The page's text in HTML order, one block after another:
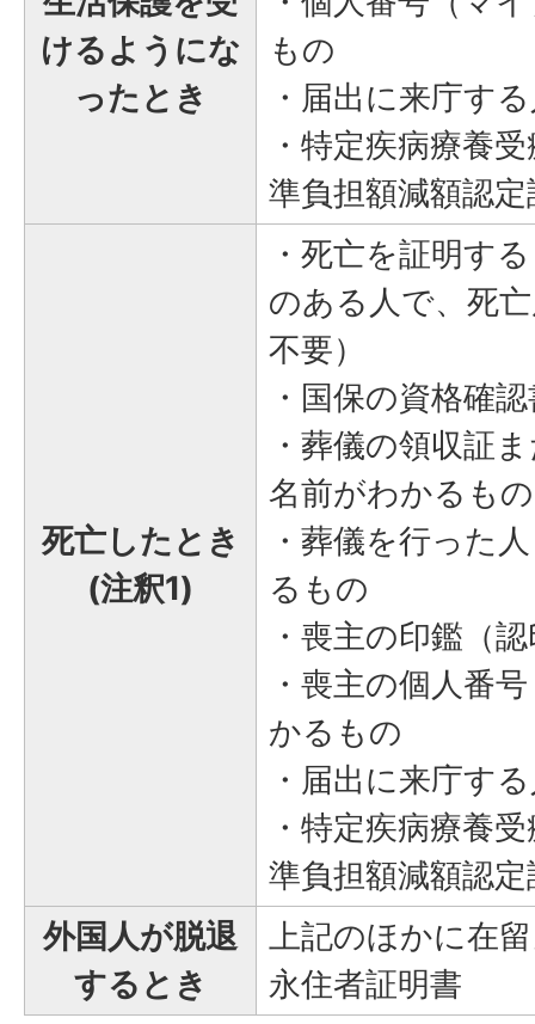
けるようにな
ったとき
もの
・届出に来庁す
・特定疾病療養
準負担額減額認
死亡したとき
(注釈1)
・死亡を証明す
のある人で、死
不要）
・国保の資格確
・葬儀の領収証
名前がわかるも
・葬儀を行った
るもの
・喪主の印鑑（
・喪主の個人番
かるもの
・届出に来庁す
・特定疾病療養
準負担額減額認
外国人が脱退
するとき
上記のほかに在
永住者証明書